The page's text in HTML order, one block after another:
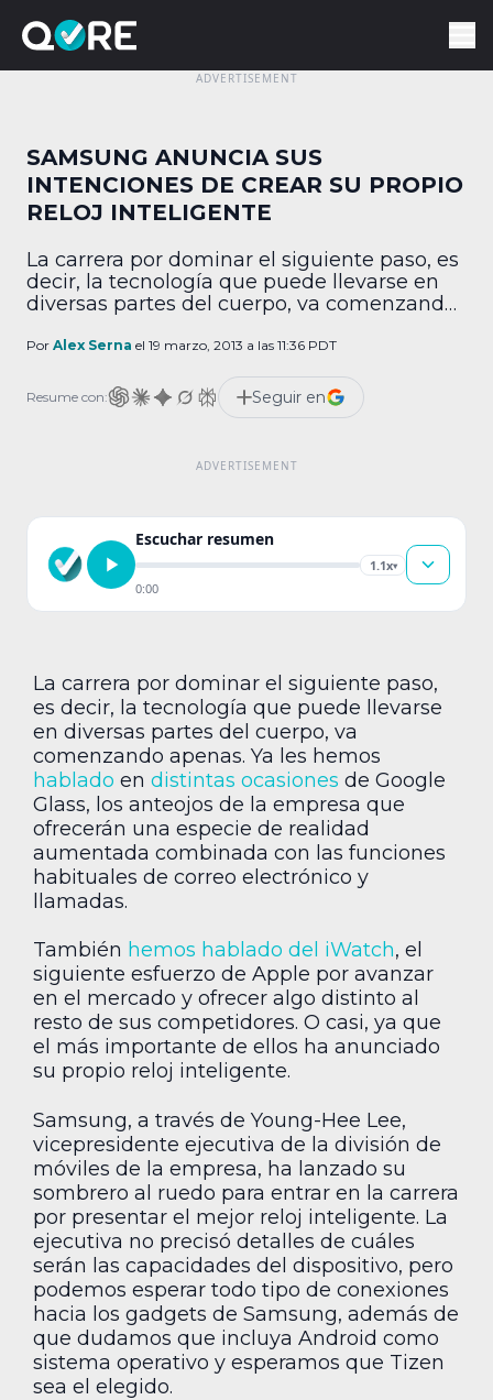
SAMSUNG ANUNCIA SUS
INTENCIONES DE CREAR SU PROPIO
RELOJ INTELIGENTE
La carrera por dominar el siguiente paso, es
decir, la tecnología que puede llevarse en
diversas partes del cuerpo, va comenzando
ocasiones de Google Glass, los anteojos de
realidad aumentada combinada con las
funciones habituales de correo electrónico y
Por Alex Serna el 19 marzo, 2013 a las 11:36 PDT
Resume con: Seguir en
Escuchar resumen
1.1x▾
0:00
La carrera por dominar el siguiente paso,
es decir, la tecnología que puede llevarse
en diversas partes del cuerpo, va
comenzando apenas. Ya les hemos
hablado en distintas ocasiones de Google
Glass, los anteojos de la empresa que
ofrecerán una especie de realidad
aumentada combinada con las funciones
habituales de correo electrónico y
llamadas.
También hemos hablado del iWatch, el
siguiente esfuerzo de Apple por avanzar
en el mercado y ofrecer algo distinto al
resto de sus competidores. O casi, ya que
el más importante de ellos ha anunciado
su propio reloj inteligente.
Samsung, a través de Young-Hee Lee,
vicepresidente ejecutiva de la división de
móviles de la empresa, ha lanzado su
sombrero al ruedo para entrar en la carrera
por presentar el mejor reloj inteligente. La
ejecutiva no precisó detalles de cuáles
serán las capacidades del dispositivo, pero
podemos esperar todo tipo de conexiones
hacia los gadgets de Samsung, además de
que dudamos que incluya Android como
sistema operativo y esperamos que Tizen
sea el elegido.